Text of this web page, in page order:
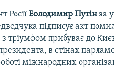
РосіїВолодимир Путін за
підписує акт
з тріумфом прибуває до
в стінах
міжнародних